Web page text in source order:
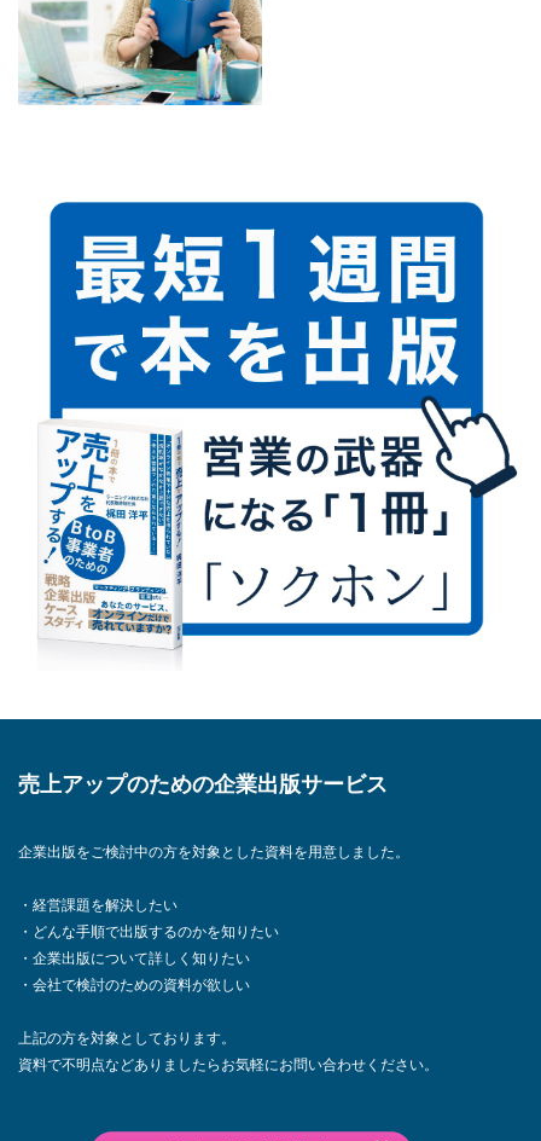
売上アップのための企業出版サービス
企業出版をご検討中の方を対象とした資料を用意しました。
・経営課題を解決したい
・どんな手順で出版するのかを知りたい
・企業出版について詳しく知りたい
・会社で検討のための資料が欲しい
上記の方を対象としております。
資料で不明点などありましたらお気軽にお問い合わせください。